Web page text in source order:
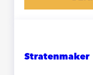
Stratenmaker